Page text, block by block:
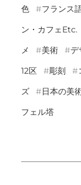
色
フランス
ン・カフェetc.
メ
美術 デ
12区
彫刻
ズ
日本の美
フェル塔